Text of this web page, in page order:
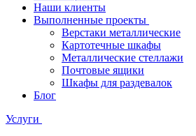
Наши клиенты
Выполненные проекты
Верстаки металлические
Картотечные шкафы
Металлические стеллажи
Почтовые ящики
Шкафы для раздевалок
Блог
Услуги